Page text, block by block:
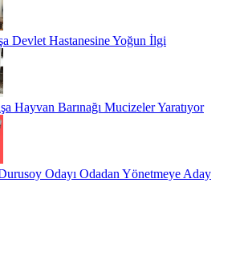
Devlet Hastanesine Yoğun İlgi
Hayvan Barınağı Mucizeler Yaratıyor
Odayı Odadan Yönetmeye Aday